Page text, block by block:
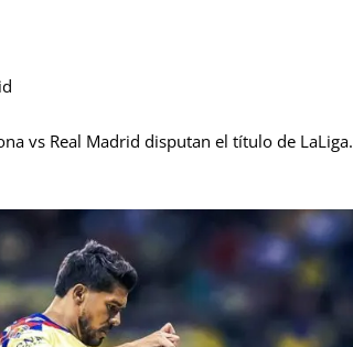
vs Real Madrid disputan el título de LaLiga.